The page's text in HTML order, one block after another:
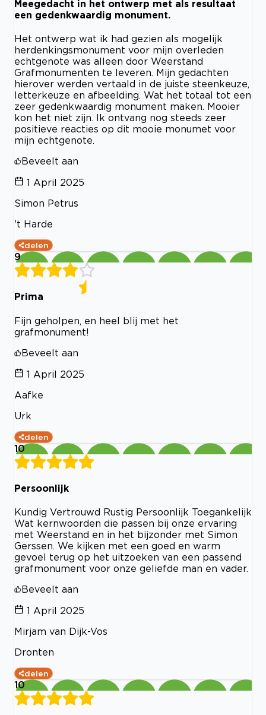
Meegedacht in het ontwerp met als resultaat
een gedenkwaardig monument.
Het ontwerp wat ik had gezien als mogelijk
herdenkingsmonument voor mijn overleden
echtgenote was alleen door Weerstand
Grafmonumenten te leveren. Mijn gedachten
hierover werden vertaald in de juiste steenkeuze,
letterkeuze en afbeelding. Wat het totaal tot een
zeer gedenkwaardig monument maken. Mooier
kon het niet zijn. Ik ontvang nog steeds zeer
positieve reacties op dit mooie monumet voor
mijn echtgenote.
Beveelt aan
1 April 2025
Simon Petrus
't Harde
delen
9
Prima
Fijn geholpen, en heel blij met het
grafmonument!
Beveelt aan
1 April 2025
Aafke
Urk
delen
10
Persoonlijk
Kundig Vertrouwd Rustig Persoonlijk Toegankelijk
Wat kernwoorden die passen bij onze ervaring
met Weerstand en in het bijzonder met Simon
Gerssen. We kijken met een goed en warm
gevoel terug op het uitzoeken van een passend
grafmonument voor onze geliefde man en vader.
Beveelt aan
1 April 2025
Mirjam van Dijk-Vos
Dronten
delen
10